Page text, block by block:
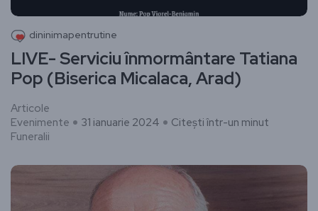
dininimapentrutine
LIVE- Serviciu înmormântare Tatiana
Pop (Biserica Micalaca, Arad)
Articole
Evenimente
Funeralii
31 ianuarie 2024 Citești într-un minut